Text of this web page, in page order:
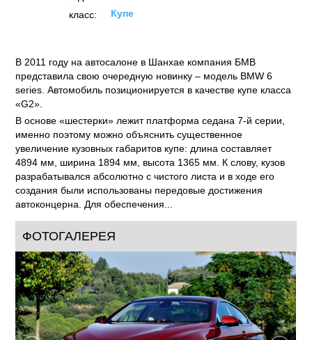
класс:
Купе
В 2011 году на автосалоне в Шанхае компания БМВ
представила свою очередную новинку – модель BMW 6
series. Автомобиль позиционируется в качестве купе класса
«G2».
В основе «шестерки» лежит платформа седана 7-й серии,
именно поэтому можно объяснить существенное
увеличение кузовных габаритов купе: длина составляет
4894 мм, ширина 1894 мм, высота 1365 мм. К слову, кузов
разрабатывался абсолютно с чистого листа и в ходе его
создания были использованы передовые достижения
автоконцерна. Для обеспечения...
ФОТОГАЛЕРЕЯ